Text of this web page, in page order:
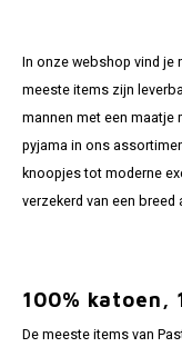
In onze webshop vind je
meeste items zijn
mannen met een maatje
pyjama in ons
knoopjes tot moderne
verzekerd van een
100% katoen,
De meeste items van